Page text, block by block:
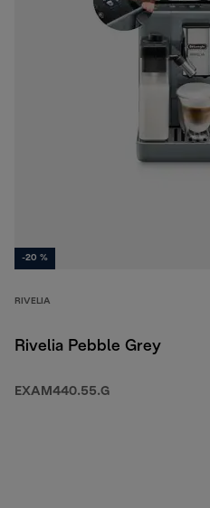
-20 %
RIVELIA
Rivelia Pebble Grey
EXAM440.55.G